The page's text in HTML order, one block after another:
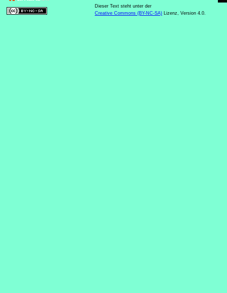
Dieser Text steht unter der
Creative Commons (BY-NC-SA) Lizenz, Version 4.0.